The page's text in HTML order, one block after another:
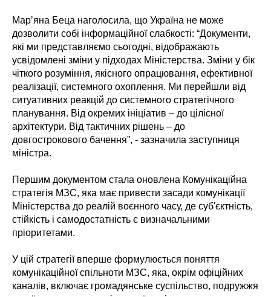
Марʼяна Беца наголосила, що Україна не може
дозволити собі інформаційної слабкості: “Документи,
які ми представляємо сьогодні, відображають
усвідомлені зміни у підходах Міністерства. Зміни у бік
чіткого розуміння, якісного опрацювання, ефективної
реалізації, системного охоплення. Ми перейшли від
ситуативних реакцій до системного стратегічного
планування. Від окремих ініціатив – до цілісної
архітектури. Від тактичних рішень – до
довгострокового бачення”, - зазначила заступниця
міністра.
Першим документом стала оновлена Комунікаційна
стратегія МЗС, яка має привести засади комунікації
Міністерства до реалій воєнного часу, де суб'єктність,
стійкість і самодостатність є визначальними
пріоритетами.
У цій стратегії вперше формулюється поняття
комунікаційної спільноти МЗС, яка, окрім офіційних
каналів, включає громадянське суспільство, подружжя